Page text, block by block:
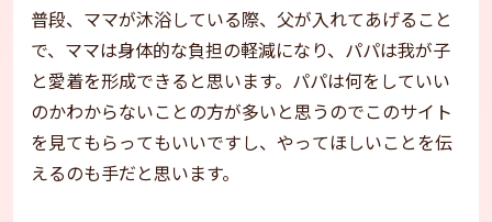
普段、ママが沐浴している際、父が入れてあげること
で、ママは身体的な負担の軽減になり、パパは我が子
と愛着を形成できると思います。パパは何をしていい
のかわからないことの方が多いと思うのでこのサイト
を見てもらってもいいですし、やってほしいことを伝
えるのも手だと思います。